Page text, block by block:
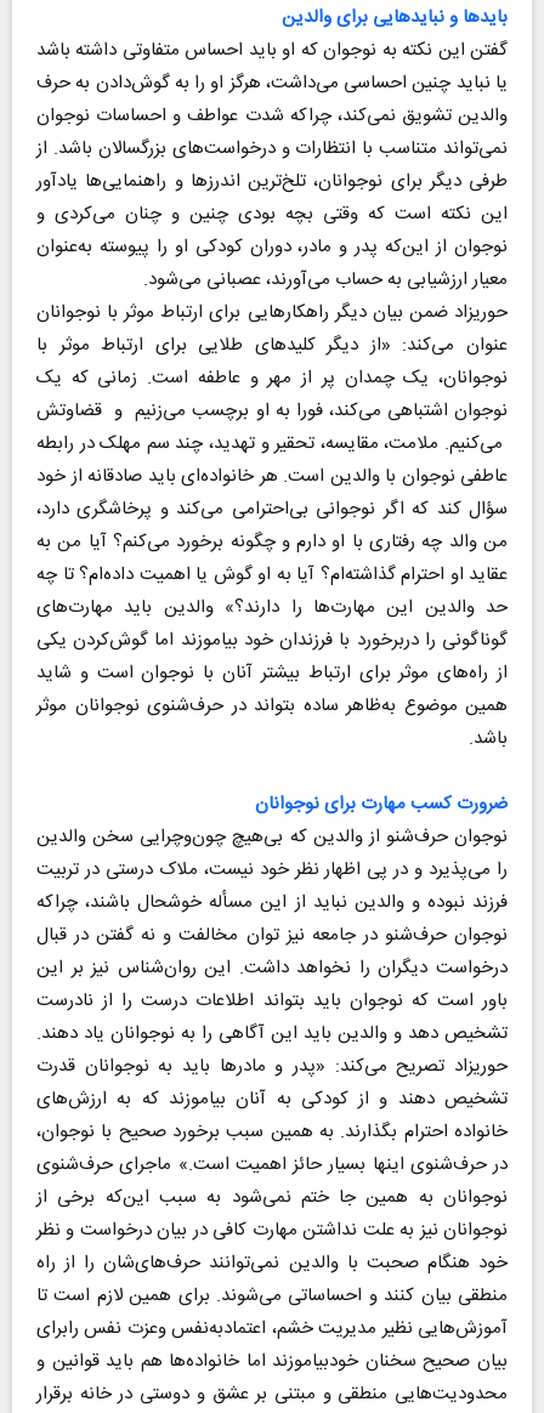
بایدها و نبایدهایی برای والدین
گفتن این نکته به نوجوان که او باید احساس متفاوتی داشته باشد
یا نباید چنین احساسی می‌داشت، هرگز او را به گوش‌دادن به حرف
والدین تشویق نمی‌کند، چراکه شدت عواطف و احساسات نوجوان
نمی‌تواند متناسب با انتظارات و درخواست‌های بزرگسالان باشد. از
طرفی دیگر برای نوجوانان، تلخ‌ترین اندرز‌ها و راهنمایی‌ها یادآور
این نکته است که وقتی بچه بودی چنین و چنان می‌کردی و
نوجوان از این‌که پدر و مادر، دوران کودکی او را پیوسته به‌عنوان
معیار ارزشیابی به حساب می‌آورند، عصبانی می‌شود.
حوریزاد ضمن بیان دیگر راهکارهایی برای ارتباط موثر با نوجوانان
عنوان می‌کند: «از دیگر کلیدهای طلایی برای ارتباط موثر با
نوجوانان، یک چمدان پر از مهر و عاطفه است. زمانی که یک
نوجوان اشتباهی می‌کند، فورا به او برچسب می‌زنیم و قضاوتش
می‌کنیم. ملامت، مقایسه، تحقیر و تهدید، چند سم مهلک در رابطه
عاطفی نوجوان با والدین است. هر خانواده‌ای باید صادقانه از خود
سؤال کند که اگر نوجوانی بی‌احترامی می‌کند و پرخاشگری دارد،
من والد چه رفتاری با او دارم و چگونه برخورد می‌کنم؟ آیا من به
عقاید او احترام گذاشته‌ام؟ آیا به او گوش یا اهمیت داده‌ام؟ تا چه
حد والدین این مهارت‌ها را دارند؟» والدین باید مهارت‌های
گوناگونی را دربرخورد با فرزندان خود بیاموزند اما گوش‌کردن یکی
از راه‌های موثر برای ارتباط بیشتر آنان با نوجوان است و شاید
همین موضوع به‌ظاهر ساده بتواند در حرف‌شنوی نوجوانان موثر
باشد.
ضرورت کسب مهارت برای نوجوانان
نوجوان حرف‌شنو از والدین که بی‌‌هیچ چون‌وچرایی سخن والدین
را می‌پذیرد و در پی اظهار نظر خود نیست، ملاک درستی در تربیت
فرزند نبوده و والدین نباید از این مسأله خوشحال باشند، چراکه
نوجوان حرف‌شنو در جامعه نیز توان مخالفت و نه گفتن در قبال
درخواست دیگران را نخواهد داشت. این روان‌شناس نیز بر این
باور است که نوجوان باید بتواند اطلاعات درست را از نادرست
تشخیص دهد و والدین باید این آگاهی را به نوجوانان یاد دهند.
حوریزاد تصریح می‌کند: «پدر و مادرها باید به نوجوانان قدرت
تشخیص دهند و از کودکی به آنان بیاموزند که به ارزش‌های
خانواده احترام بگذارند. به همین سبب برخورد صحیح با نوجوان،
در حرف‌شنوی اینها بسیار حائز اهمیت است.» ماجرای حرف‌شنوی
نوجوانان به همین جا ختم نمی‌شود به سبب این‌که برخی از
نوجوانان نیز به علت نداشتن مهارت کافی در بیان درخواست و نظر
خود هنگام صحبت با والدین نمی‌توانند حرف‌های‌شان را از راه
منطقی بیان کنند و احساساتی می‌شوند. برای همین لازم است تا
آموزش‌هایی نظیر مدیریت خشم، اعتمادبه‌نفس وعزت‌ نفس رابرای
بیان صحیح سخنان خودبیاموزند اما خانواده‌ها هم باید قوانین و
محدودیت‌هایی منطقی و مبتنی بر عشق و دوستی در خانه برقرار